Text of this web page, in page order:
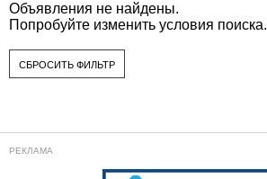
Объявления не найдены.
Попробуйте изменить условия поиска.
СБРОСИТЬ ФИЛЬТР